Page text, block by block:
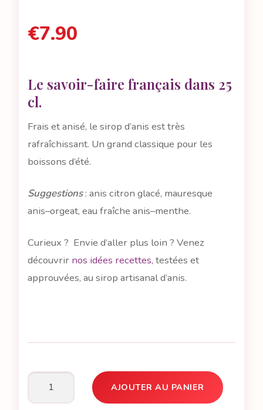
€7.90
Le savoir-faire français dans 25
cl.
Frais et anisé, le sirop d’anis est très
rafraîchissant. Un grand classique pour les
boissons d’été.
Suggestions: anis citron glacé, mauresque
anis–orgeat, eau fraîche anis–menthe.
Curieux ? Envie d’aller plus loin ? Venez
découvrir nos idées recettes, testées et
approuvées, au sirop artisanal d’anis.
quantité
AJOUTER AU PANIER